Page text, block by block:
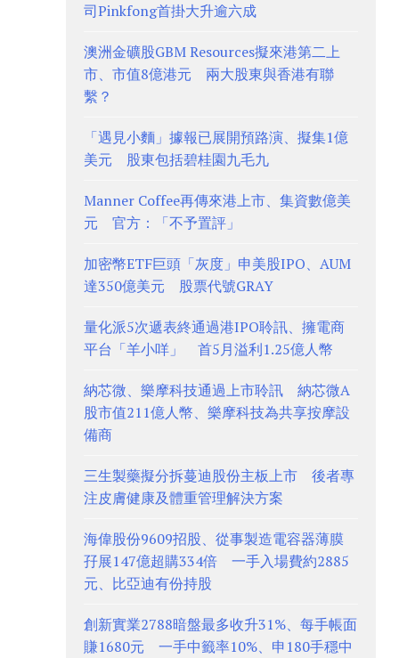
司Pinkfong首掛大升逾六成
澳洲金礦股GBM Resources擬來港第二上
市、市值8億港元 兩大股東與香港有聯
繫？
「遇見小麵」據報已展開預路演、擬集1億
美元 股東包括碧桂園九毛九
Manner Coffee再傳來港上市、集資數億美
元 官方：「不予置評」
加密幣ETF巨頭「灰度」申美股IPO、AUM
達350億美元 股票代號GRAY
量化派5次遞表終通過港IPO聆訊、擁電商
平台「羊小咩」 首5月溢利1.25億人幣
納芯微、樂摩科技通過上市聆訊 納芯微A
股市值211億人幣、樂摩科技為共享按摩設
備商
三生製藥擬分拆蔓迪股份主板上市 後者專
注皮膚健康及體重管理解決方案
海偉股份9609招股、從事製造電容器薄膜
孖展147億超購334倍 一手入場費約2885
元、比亞迪有份持股
創新實業2788暗盤最多收升31%、每手帳面
賺1680元 一手中籤率10%、申180手穩中